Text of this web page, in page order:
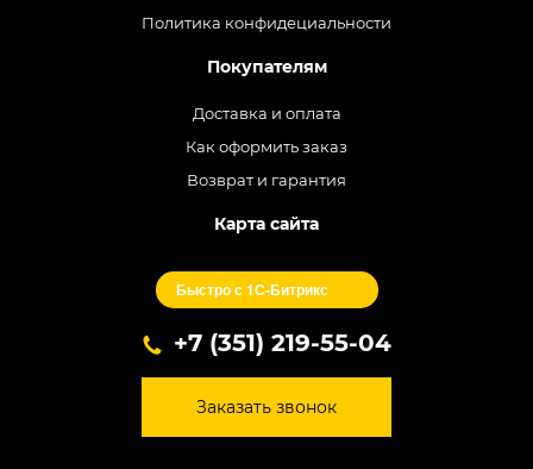
Политика конфидециальности
Покупателям
Доставка и оплата
Как оформить заказ
Возврат и гарантия
Карта сайта
Быстро с 1С-Битрикс
+7 (351) 219-55-04
Заказать звонок